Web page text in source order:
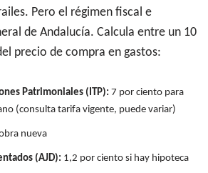
Pero el régimen fiscal e
de Andalucía. Calcula entre un 10
precio de compra en gastos:
Patrimoniales (ITP): 7 por ciento para
(consulta tarifa vigente, puede variar)
nueva
(AJD): 1,2 por ciento si hay hipoteca